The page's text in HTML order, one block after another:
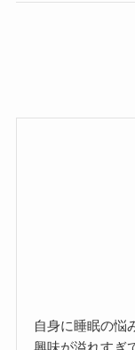
自身に睡眠の悩
興味が溢れすぎ